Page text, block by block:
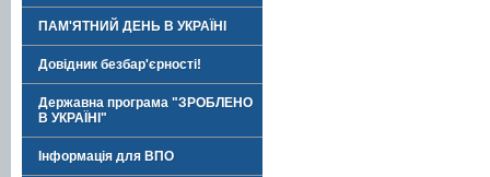
ПАМ'ЯТНИЙ ДЕНЬ В УКРАЇНІ
Довідник безбар'єрності!
Державна програма "ЗРОБЛЕНО
В УКРАЇНІ"
Інформація для ВПО